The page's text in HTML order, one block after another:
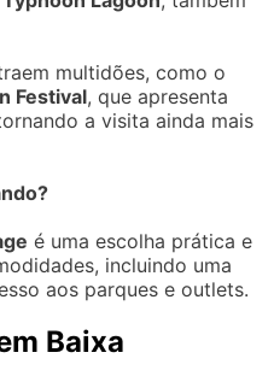
multidões, como o
Festival, que apresenta
a visita ainda mais
é uma escolha prática e
incluindo uma
aos parques e outlets.
Baixa